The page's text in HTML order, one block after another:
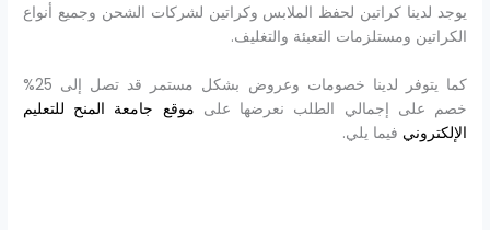
يوجد لدينا كراتين لحفظ الملابس وكراتين لشركات الشحن وجميع أنواع
الكراتين ومستلزمات التعبئة والتغليف.
كما يتوفر لدينا خصومات وعروض بشكل مستمر قد تصل إلى 25%
خصم على إجمالي الطلب نعرضها على موقع جامعة المنح للتعليم
الإلكتروني فيما يلي.